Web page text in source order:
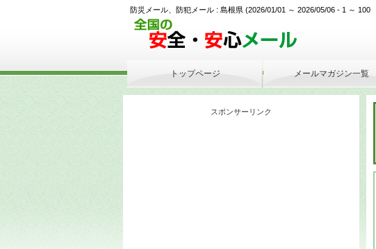
防災メール、防犯メール : 島根県 (2026/01/01 ～ 2026/05/06 - 1 ～ 100
トップページ メールマガジン一覧
スポンサーリンク